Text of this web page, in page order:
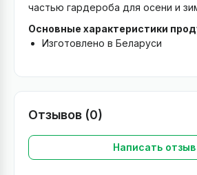
частью гардероба для осени и
Основные характеристики
Изготовлено в Беларуси
Отзывов (0)
Написать отзыв